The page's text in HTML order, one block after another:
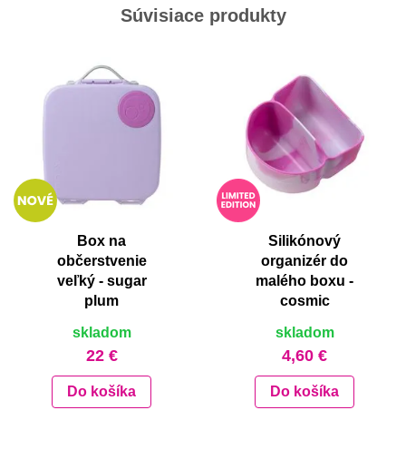
Súvisiace produkty
Box na
občerstvenie
veľký - sugar
plum
skladom
22 €
Do košíka
Silikónový
organizér do
malého boxu -
cosmic
skladom
4,60 €
Do košíka